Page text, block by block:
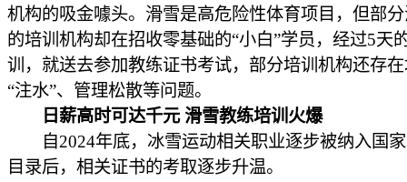
机构的吸金噱头。滑雪是高危险性体育项目，但部
的培训机构却在招收零基础的“小白”学员，经过5天
训，就送去参加教练证书考试，部分培训机构还存
“注水”、管理松散等问题。
日薪高时可达千元 滑雪教练培训火爆
自2024年底，冰雪运动相关职业逐步被纳入国
目录后，相关证书的考取逐步升温。